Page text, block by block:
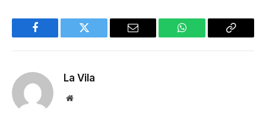
Facebook Twitter Email WhatsApp Copy
La Vila
Website